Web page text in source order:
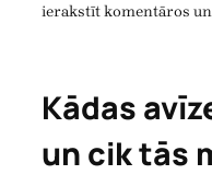
ierakstīt komentāros
Kādas
un cik tās